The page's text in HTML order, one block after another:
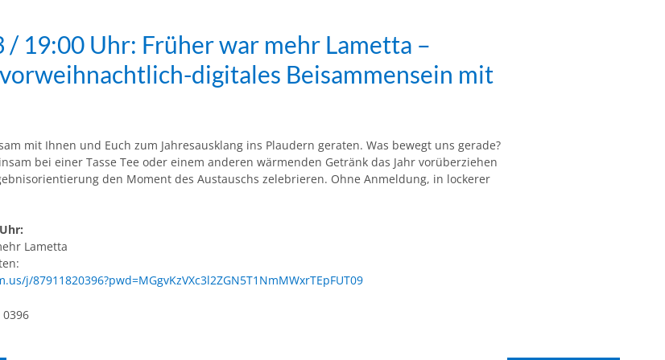
/ 19:00 Uhr: Früher war mehr Lametta –
digitales Beisammensein mit
mit Ihnen und Euch zum Jahresausklang ins Plaudern geraten. Was bewegt uns gerade?
bei einer Tasse Tee oder einem anderen wärmenden Getränk das Jahr vorüberziehen
den Moment des Austauschs zelebrieren. Ohne Anmeldung, in lockerer
Lametta
j/87911820396?pwd=MGgvKzVXc3l2ZGN5T1NmMWxrTEpFUT09